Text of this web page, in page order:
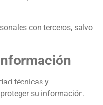
con terceros, salvo
técnicas y
su información.